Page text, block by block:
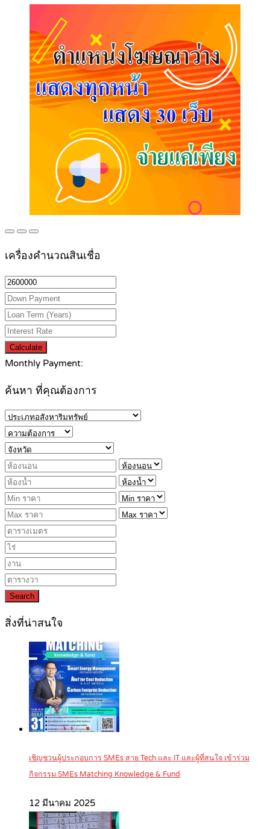
เครื่องคำนวณสินเชื่อ
Calculate
Monthly Payment:
ค้นหา ที่คุณต้องการ
Search
สิ่งที่น่าสนใจ
เชิญชวนผู้ประกอบการ SMEs สาย Tech และ IT และผู้ที่สนใจ เข้าร่วม
กิจกรรม SMEs Matching Knowledge & Fund
12 มีนาคม 2025